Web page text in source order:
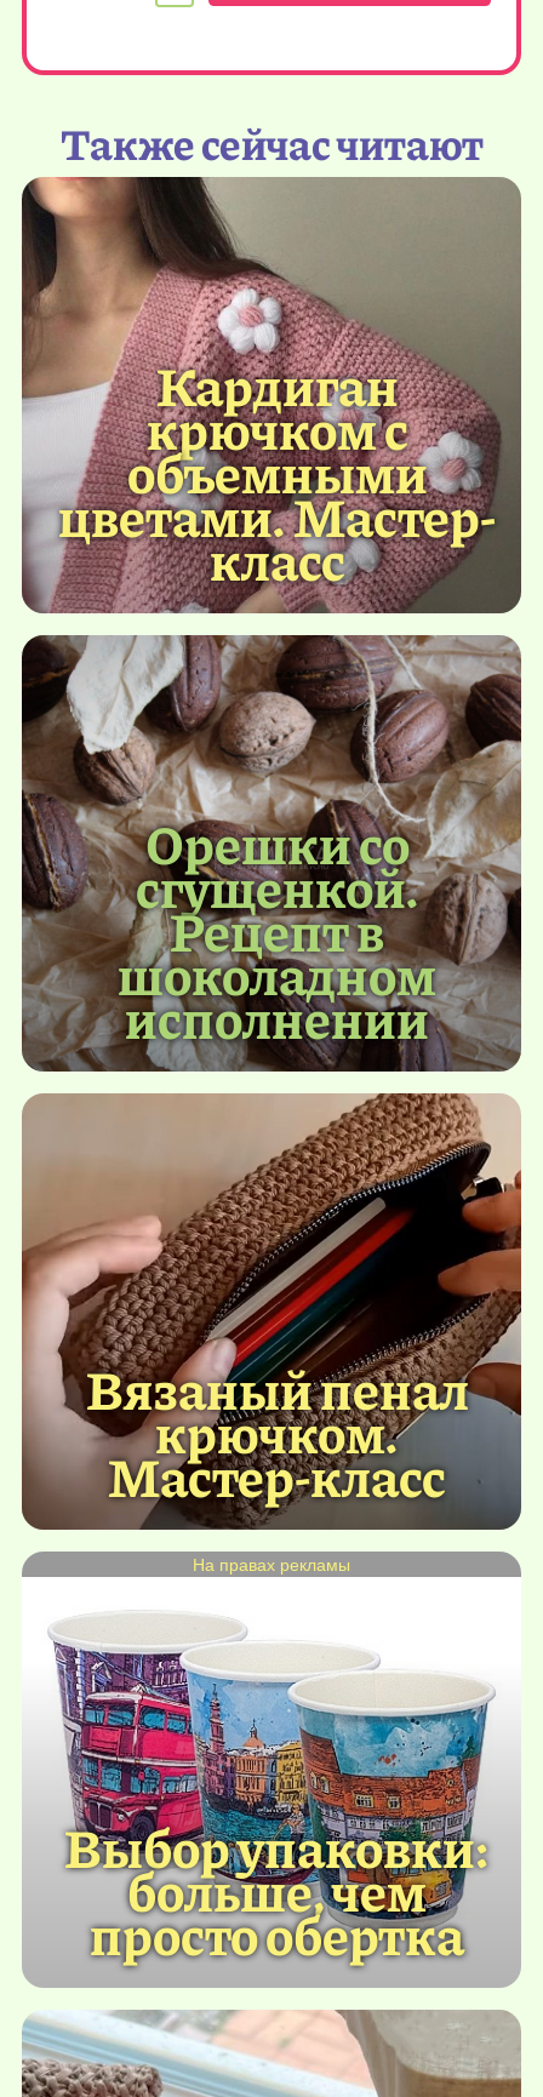
Также сейчас читают
Кардиган
крючком с
объемными
цветами. Мастер-
класс
Орешки со
сгущенкой.
Рецепт в
шоколадном
исполнении
Вязаный пенал
крючком.
Мастер-класс
Выбор упаковки:
больше, чем
просто обертка
На правах рекламы